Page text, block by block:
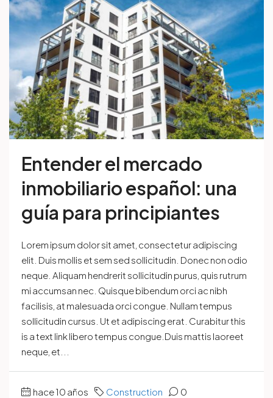
Entender el mercado
inmobiliario español: una
guía para principiantes
Lorem ipsum dolor sit amet, consectetur adipiscing
elit. Duis mollis et sem sed sollicitudin. Donec non odio
neque. Aliquam hendrerit sollicitudin purus, quis rutrum
mi accumsan nec. Quisque bibendum orci ac nibh
facilisis, at malesuada orci congue. Nullam tempus
sollicitudin cursus. Ut et adipiscing erat. Curabitur this
is a text link libero tempus congue.Duis mattis laoreet
neque, et...
hace 10 años Construction 0